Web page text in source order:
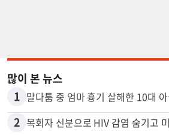
많이 본 뉴스
1